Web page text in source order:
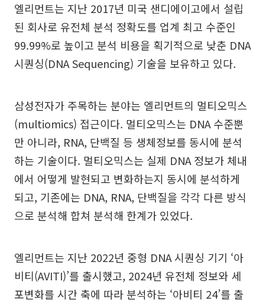
엘리먼트는 지난 2017년 미국 샌디에이고에서 설립
된 회사로 유전체 분석 정확도를 업계 최고 수준인
99.99%로 높이고 분석 비용을 획기적으로 낮춘 DNA
시퀀싱(DNA Sequencing) 기술을 보유하고 있다.
삼성전자가 주목하는 분야는 엘리먼트의 멀티오믹스
(multiomics) 접근이다. 멀티오믹스는 DNA 수준뿐
만 아니라, RNA, 단백질 등 생체정보를 동시에 분석
하는 기술이다. 멀티오믹스는 실제 DNA 정보가 체내
에서 어떻게 발현되고 변화하는지 동시에 분석하게
되고, 기존에는 DNA, RNA, 단백질을 각각 다른 방식
으로 분석해 합쳐 분석해 한계가 있었다.
엘리먼트는 지난 2022년 중형 DNA 시퀀싱 기기 ‘아
비티(AVITI)’를 출시했고, 2024년 유전체 정보와 세
포변화를 시간 축에 따라 분석하는 ‘아비티 24’를 출